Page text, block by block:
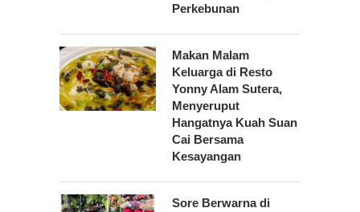
Perkebunan
Makan Malam
Keluarga di Resto
Yonny Alam Sutera,
Menyeruput
Hangatnya Kuah Suan
Cai Bersama
Kesayangan
Sore Berwarna di